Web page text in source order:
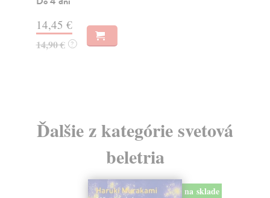
14,45 €
14,90 € ?
Ďalšie z kategórie svetová
beletria
na sklade